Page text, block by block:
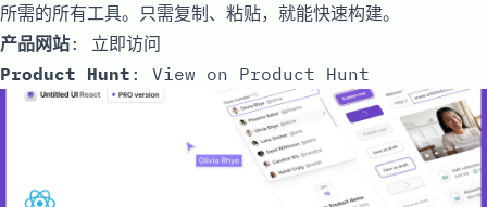
所需的所有工具。只需复制、粘贴，就能快速构建。
产品网站: 立即访问
Product Hunt : View on Product Hunt